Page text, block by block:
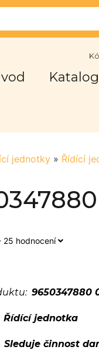
Katalog
jednotky » Řídící
hodnocení
9650347880
Řídící jednotka
Sleduje činnost